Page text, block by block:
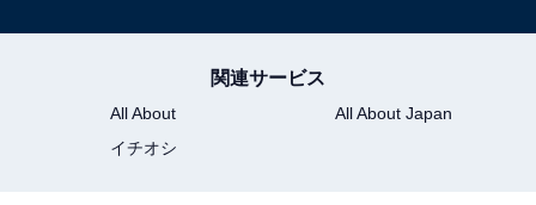
関連サービス
All About
All About Japan
イチオシ